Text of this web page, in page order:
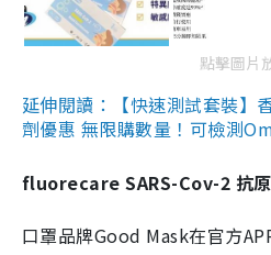
點擊圖片
延伸閱讀：【快速測試套裝】
劑優惠 無限購數量！可檢測
fluorecare SARS-Cov-2 抗
口罩品牌Good Mask在官方